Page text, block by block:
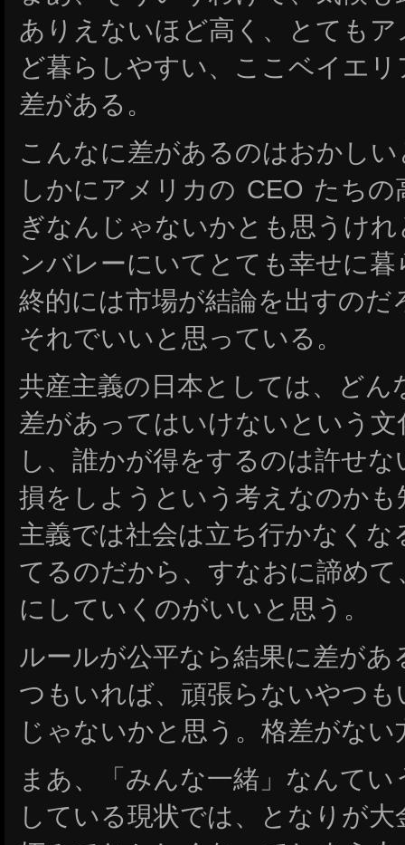
ありえないほど高く、とても
ど暮らしやすい、ここベイエ
差がある。
こんなに差があるのはおかし
しかにアメリカの CEO たち
ぎなんじゃないかとも思うけ
ンバレーにいてとても幸せに
終的には市場が結論を出すの
それでいいと思っている。
共産主義の日本としては、ど
差があってはいけないという
し、誰かが得をするのは許せ
損をしようという考えなのか
主義では社会は立ち行かなく
てるのだから、すなおに諦め
にしていくのがいいと思う。
ルールが公平なら結果に差が
つもいれば、頑張らないやつ
じゃないかと思う。格差がない
まあ、「みんな一緒」なんて
している現状では、となりが